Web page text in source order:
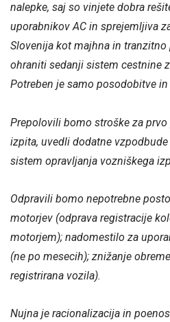
nalepke, saj so vinjete dobra
uporabnikov AC in sprejemljiva
Slovenija kot majhna in tranzitno
ohraniti sedanji sistem cestnine
Potreben je samo posodobitve
Prepolovili bomo stroške za
izpita, uvedli dodatne
sistem opravljanja vozniškega
Odpravili bomo nepotrebne
motorjev (odprava registracije
motorjem); nadomestilo za
(ne po mesecih); znižanje
registrirana vozila).
Nujna je racionalizacija in